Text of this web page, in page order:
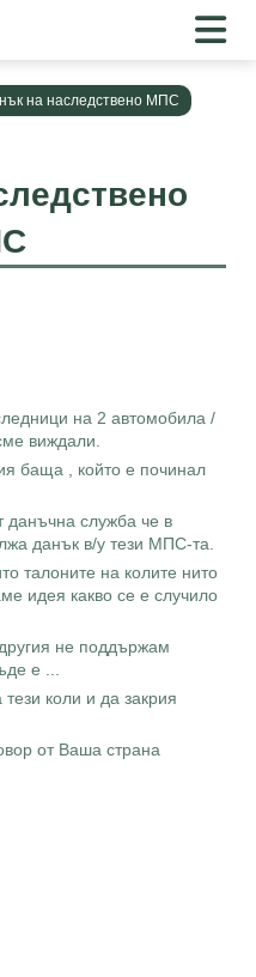
на наследствено МПС
на 2 автомобила /
виждали.
баща , който е починал
данъчна служба че в
данък в/у тези МПС-та.
талоните на колите нито
идея какво се е случило
не поддържам
е ...
коли и да закрия
от Ваша страна